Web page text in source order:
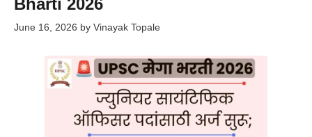
June 16, 2026 by Vinayak Topale